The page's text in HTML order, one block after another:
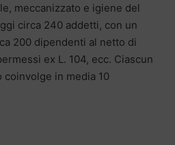
meccanizzato e igiene del
circa 240 addetti, con un
200 dipendenti al netto di
ex L. 104, ecc. Ciascun
in media 10